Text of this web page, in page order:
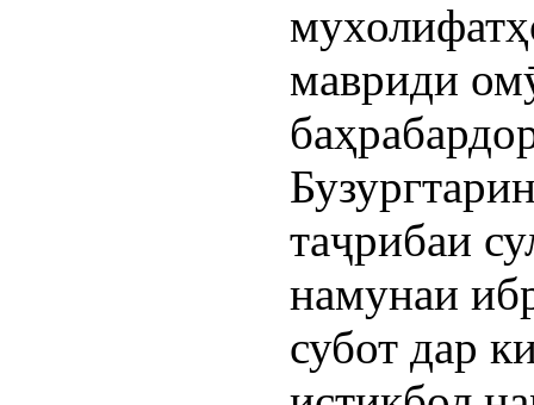
мавриди
таҷрибаи
намунаи
субот дар